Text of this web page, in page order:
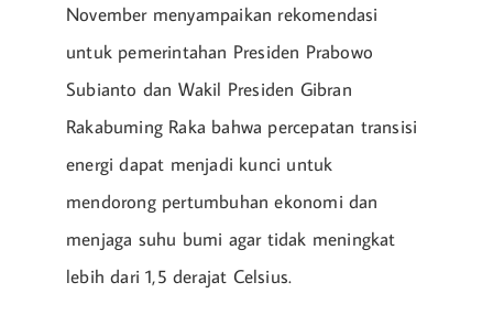
November menyampaikan rekomendasi
untuk pemerintahan Presiden Prabowo
Subianto dan Wakil Presiden Gibran
Rakabuming Raka bahwa percepatan transisi
energi dapat menjadi kunci untuk
mendorong pertumbuhan ekonomi dan
menjaga suhu bumi agar tidak meningkat
lebih dari 1,5 derajat Celsius.